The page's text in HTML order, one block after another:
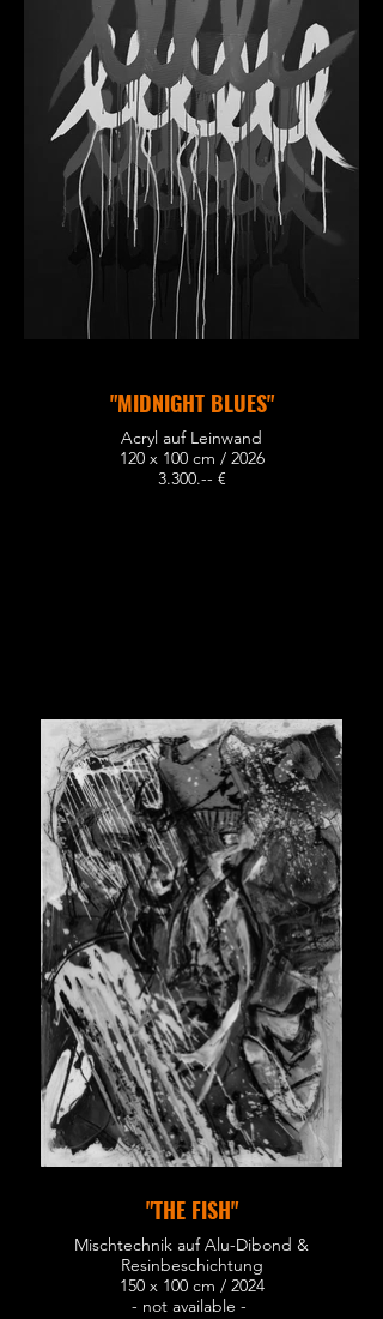
"MIDNIGHT BLUES"
Acryl auf Leinwand
120 x 100 cm / 2026
3.300.-- €
"THE FISH"
Mischtechnik auf Alu-Dibond &
Resinbeschichtung
150 x 100 cm / 2024
- not available -